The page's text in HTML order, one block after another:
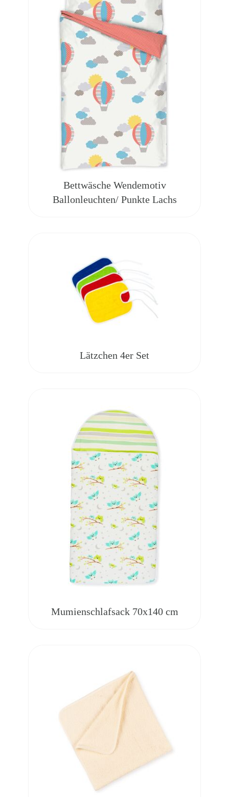
Bettwäsche Wendemotiv
Ballonleuchten/ Punkte Lachs
Lätzchen 4er Set
Mumienschlafsack 70x140 cm